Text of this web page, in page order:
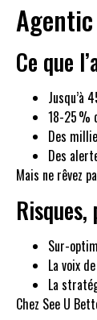
Ce que
Jusqu’à
18-25 %
Des
Des
Mais ne rêvez
Sur-
La voix
La
Chez See U